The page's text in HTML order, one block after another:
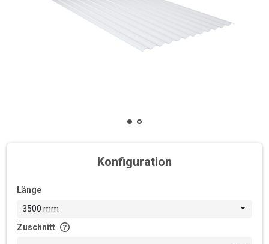
Konfiguration
Länge
3500 mm
Zuschnitt